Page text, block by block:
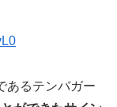
あるテンバガー